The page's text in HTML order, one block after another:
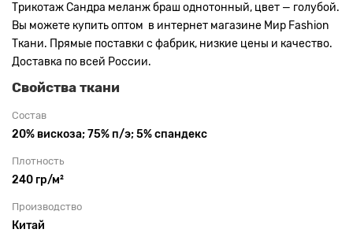
Трикотаж Сандра меланж браш однотонный, цвет — голубой.
Вы можете купить оптом в интернет магазине Мир Fashion
Ткани. Прямые поставки с фабрик, низкие цены и качество.
Доставка по всей России.
Свойства ткани
Состав
20% вискоза; 75% п/э; 5% спандекс
Плотность
240 гр/м²
Производство
Китай